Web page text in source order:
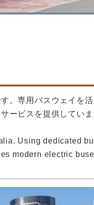
。専用バスウェイを
ービスを提供していま
Using dedicated
modern electric